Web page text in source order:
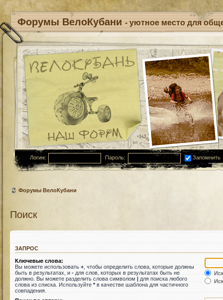
Форумы ВелоКубани - уютное место для
Логин: Пароль: Запомнить
Форумы ВелоКубани
Поиск
ЗАПРОС
Ключевые слова:
Вы можете использовать + , чтобы определить слова, которые должны
быть в результатах, и - для слов, которых в результатах быть не
должно. Вы можете разделить слова символом | для поиска любого
слова из списка. Используйте *в качестве шаблона для частичного
совпадения.